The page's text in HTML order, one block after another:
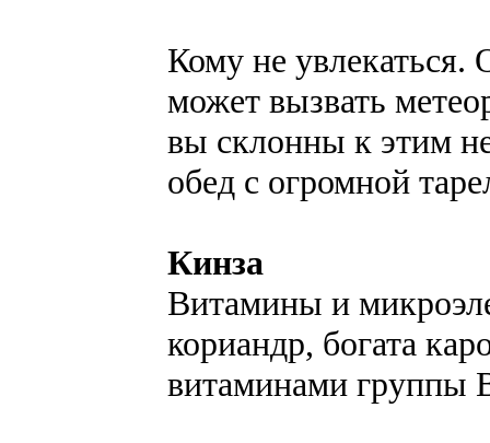
Кому не увлекаться.
может вызвать
вы склонны к этим
обед с огромной
Кинза
Витамины и
кориандр, богата
витаминами группы